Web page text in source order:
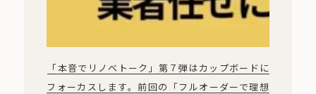
「本音でリノベトーク」第７弾はカップボードに
フォーカスします。前回の「フルオーダーで理想